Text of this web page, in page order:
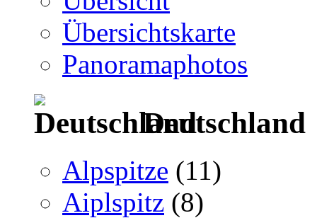
Übersichtskarte
Panoramaphotos
Deutschland
Alpspitze (11)
Aiplspitz (8)